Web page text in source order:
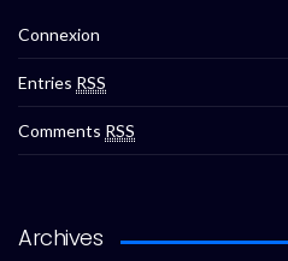
Connexion
Entries RSS
Comments RSS
Archives